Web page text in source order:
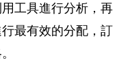
工具進行分析，再
最有效的分配，訂